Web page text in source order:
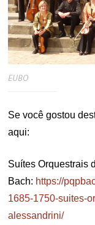
EUBO
Se você gostou
aqui:
Suítes Orquestrais
Bach: https://
1685-1750-suites-
alessandrini/